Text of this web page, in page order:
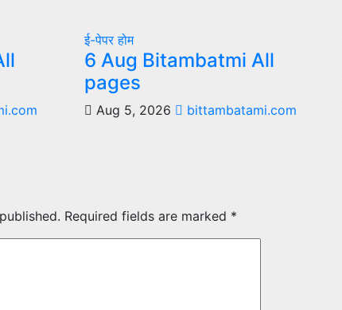
ई-पेपरहोम
6 Aug Bitambatmi All
pages
Aug 5, 2026 bittambatami.com
Required fields are marked *